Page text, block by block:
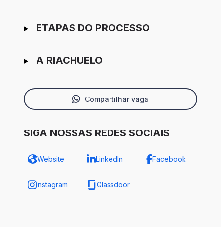
ETAPAS DO PROCESSO
A RIACHUELO
Compartilhar vaga
SIGA NOSSAS REDES SOCIAIS
Website LinkedIn Facebook
Instagram Glassdoor